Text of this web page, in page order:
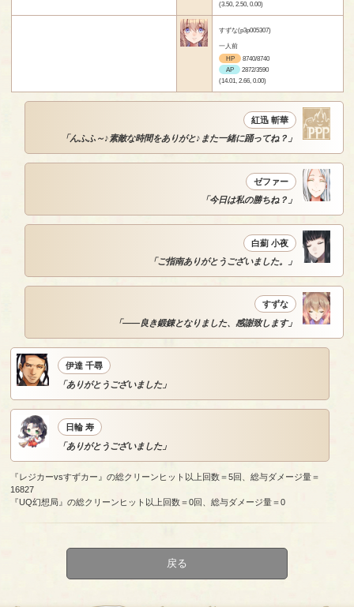
(3.50, 2.50, 0.00)
すずな(p3p005307)
一人前
HP
8740/8740
AP
2872/3590
(14.01, 2.66, 0.00)
紅迅 斬華
「んふふ～♪素敵な時間をありがと♪また一緒に踊ってね？」
ゼファー
「今日は私の勝ちね？」
白薊 小夜
「ご指南ありがとうございました。」
すずな
「――良き鍛錬となりました、感謝致します」
伊達 千尋
「ありがとうございました」
日輪 寿
「ありがとうございました」
『レジカーvsすずカー』の総クリーンヒット以上回数＝5回、総与ダメージ量＝
16827
『UQ幻想局』の総クリーンヒット以上回数＝0回、総与ダメージ量＝0
戻る